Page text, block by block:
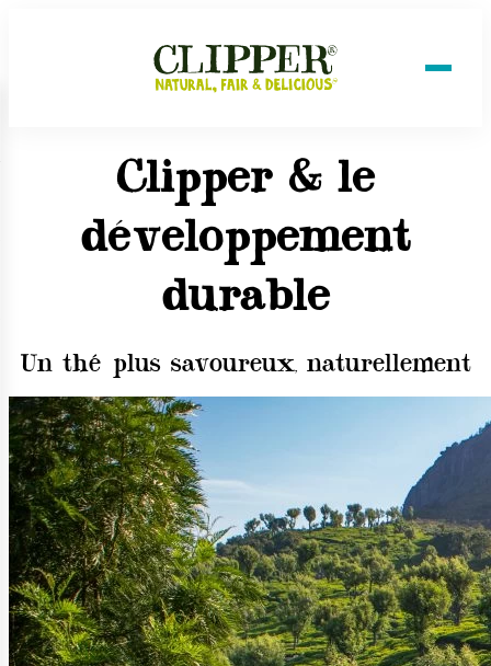
Clipper & le
développement
durable
Un thé plus savoureux, naturellement